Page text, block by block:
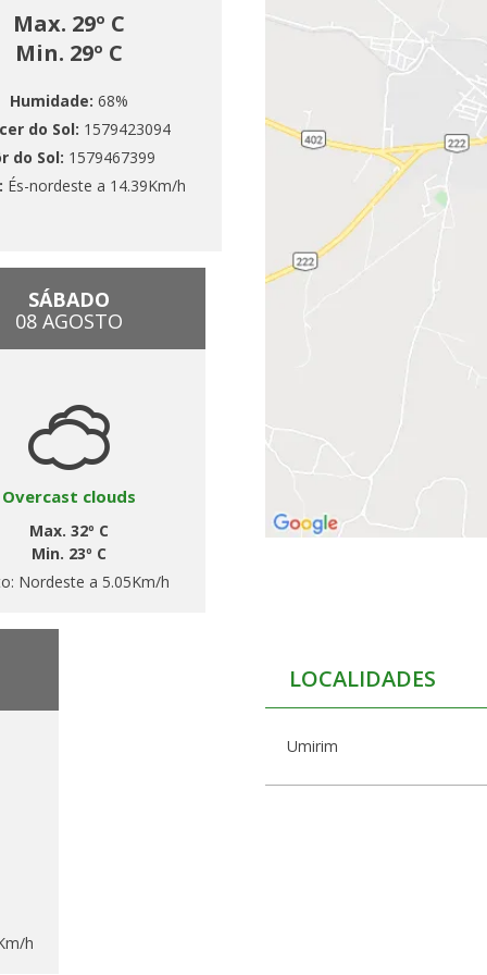
Max. 29º C
Min. 29º C
Humidade: 68%
do Sol: 1579423094
do Sol: 1579467399
És-nordeste a 14.39Km/h
SÁBADO
08 AGOSTO
Overcast clouds
Max. 32º C
Min. 23º C
Nordeste a 5.05Km/h
h
LOCALIDADES
Umirim